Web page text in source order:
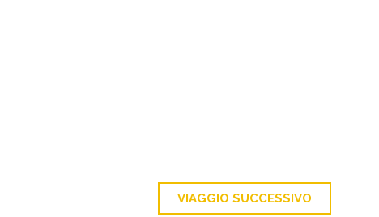
VIAGGIO SUCCESSIVO